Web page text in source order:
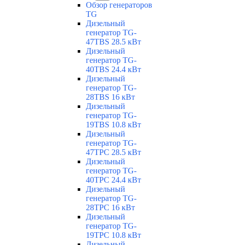
Обзор генераторов
TG
Дизельный
генератор TG-
47TBS 28.5 кВт
Дизельный
генератор TG-
40TBS 24.4 кВт
Дизельный
генератор TG-
28TBS 16 кВт
Дизельный
генератор TG-
19TBS 10.8 кВт
Дизельный
генератор TG-
47TPC 28.5 кВт
Дизельный
генератор TG-
40TPC 24.4 кВт
Дизельный
генератор TG-
28TPC 16 кВт
Дизельный
генератор TG-
19TPC 10.8 кВт